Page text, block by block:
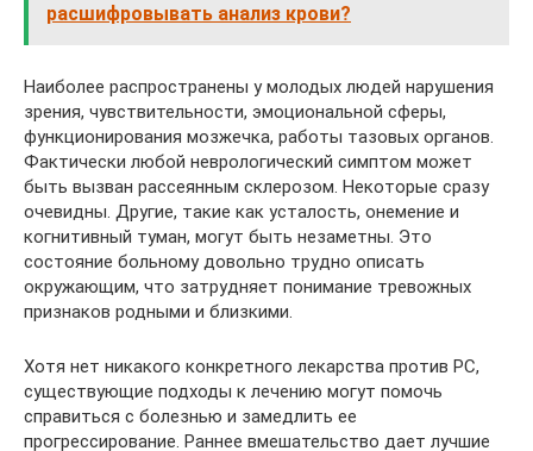
расшифровывать анализ крови?
Наиболее распространены у молодых людей нарушения
зрения, чувствительности, эмоциональной сферы,
функционирования мозжечка, работы тазовых органов.
Фактически любой неврологический симптом может
быть вызван рассеянным склерозом. Некоторые сразу
очевидны. Другие, такие как усталость, онемение и
когнитивный туман, могут быть незаметны. Это
состояние больному довольно трудно описать
окружающим, что затрудняет понимание тревожных
признаков родными и близкими.
Хотя нет никакого конкретного лекарства против РС,
существующие подходы к лечению могут помочь
справиться с болезнью и замедлить ее
прогрессирование. Раннее вмешательство дает лучшие